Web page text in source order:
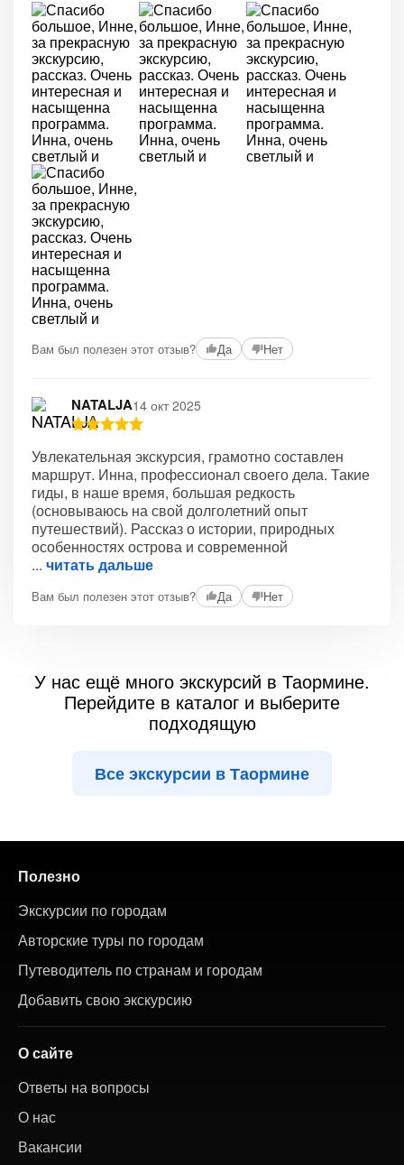
Вам был полезен этот отзыв? Да Нет
NATALJA14 окт 2025
Увлекательная экскурсия, грамотно составлен
маршрут. Инна, профессионал своего дела. Такие
гиды, в наше время, большая редкость
(основываюсь на свой долголетний опыт
путешествий). Рассказ о истории, природных
особенностях острова и современной
читать дальше
Вам был полезен этот отзыв? Да Нет
У нас ещё много экскурсий в Таормине.
Перейдите в каталог и выберите
подходящую
Все экскурсии в Таормине
Полезно
Экскурсии по городам
Авторские туры по городам
Путеводитель по странам и городам
Добавить свою экскурсию
О сайте
Ответы на вопросы
О нас
Вакансии